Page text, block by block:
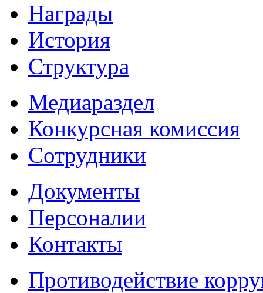
Награды
История
Структура
Медиараздел
Конкурсная комиссия
Сотрудники
Документы
Персоналии
Контакты
Противодействие